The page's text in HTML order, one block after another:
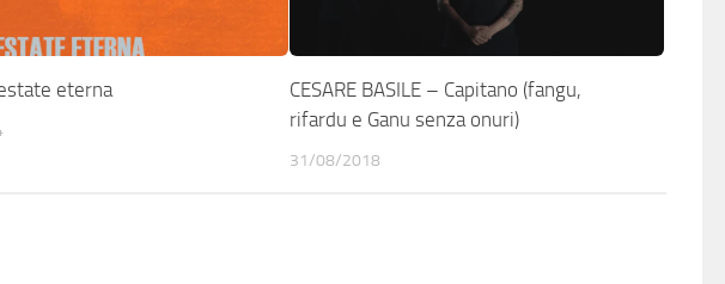
eterna
CESARE BASILE – Capitano (fangu,
rifardu e Ganu senza onuri)
31/08/2018